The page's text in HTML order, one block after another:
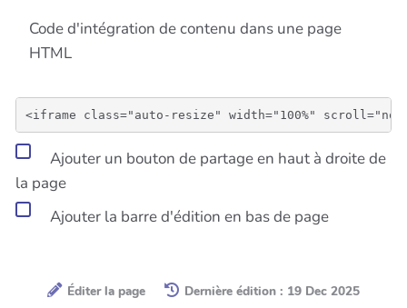
Code d'intégration de contenu dans une page
HTML
Ajouter un bouton de partage en haut à droite de
la page
Ajouter la barre d'édition en bas de page
Éditer la page
Dernière édition : 19 Dec 2025